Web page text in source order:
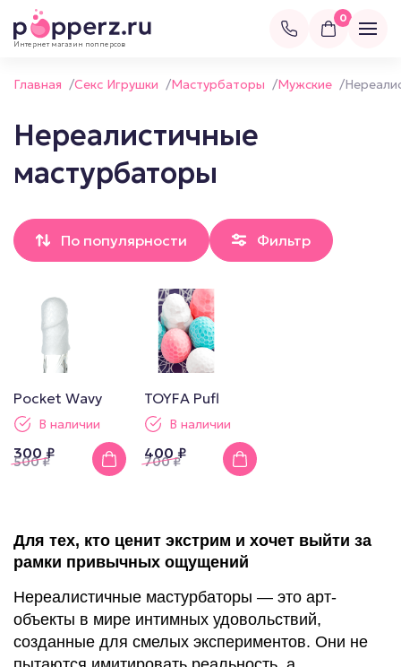
Интернет магазин попперсов
0
Главная /Секс Игрушки /Мастурбаторы /Мужские /
Нереалистичные
мастурбаторы
По популярности Фильтр
Pocket Wavy
В наличии
300 ₽
500₽
TOYFA Pufl
В наличии
400 ₽
700₽
Для тех, кто ценит экстрим и хочет выйти за
рамки привычных ощущений
Нереалистичные мастурбаторы — это арт-
объекты в мире интимных удовольствий,
созданные для смелых экспериментов. Они не